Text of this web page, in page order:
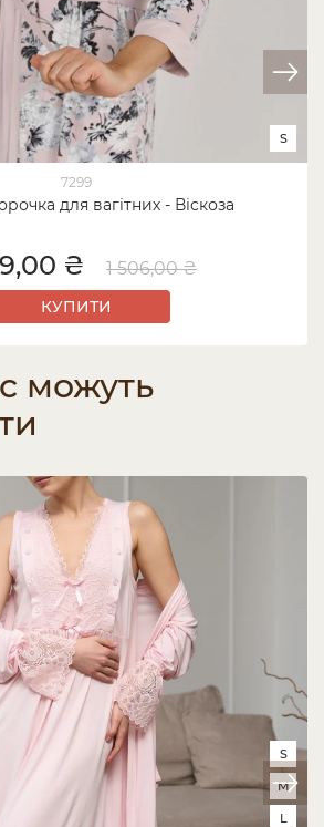
7299
для вагітних - Віскоза
S
₴ 1 506,00 ₴
КУПИТИ
можуть
S
M
L